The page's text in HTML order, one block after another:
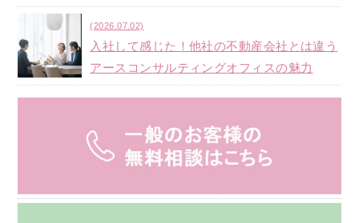
(2026.07.02)
入社して感じた！他社の不動産会社とは違う
アースコンサルティングオフィスの魅力